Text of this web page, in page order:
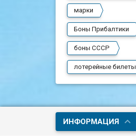
марки
Боны Прибалтики
боны СССР
лотерейные билеты
ИНФОРМАЦИЯ